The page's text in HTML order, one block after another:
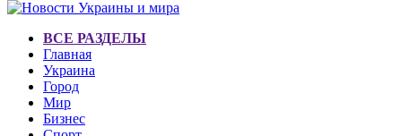
ВСЕ РАЗДЕЛЫ
Главная
Украина
Город
Мир
Бизнес